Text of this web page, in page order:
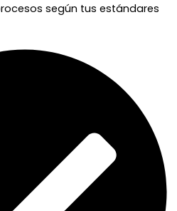
según tus estándares